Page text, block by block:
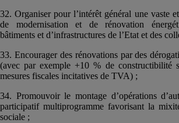
32. Organiser pour l’intérêt général une vaste
de modernisation et de rénovation
bâtiments et d’infrastructures de l’Etat et des
33. Encourager des rénovations par des
(avec par exemple +10 % de constructibilité
mesures fiscales incitatives de TVA) ;
34. Promouvoir le montage d’opérations
participatif multiprogramme favorisant la
sociale ;